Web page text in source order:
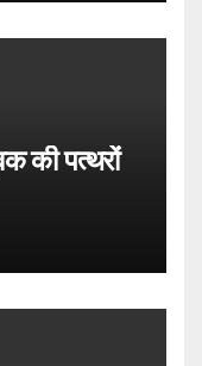
की पत्थरों